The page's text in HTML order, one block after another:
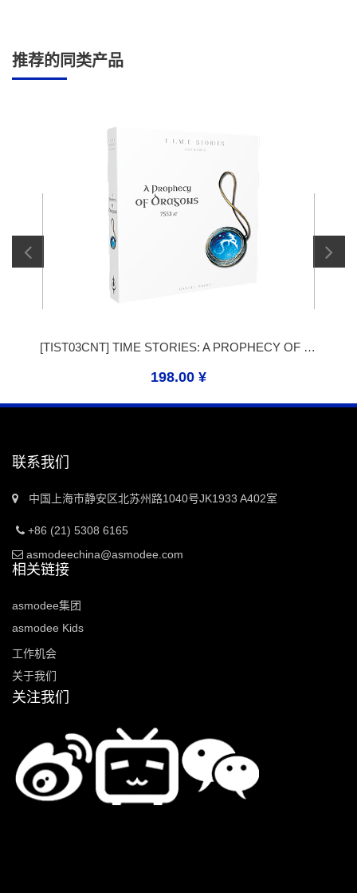
推荐的同类产品
[TIST03CNT] TIME STORIES: A PROPHECY OF DRAGON (时间守望：龙之预言)
198.00 ¥
联系我们
中国上海市静安区北苏州路1040号JK1933 A402室
+86 (21) 5308 6165
asmodeechina@asmodee.com
相关链接
asmodee集团
asmodee Kids
工作机会
关于我们
关注我们